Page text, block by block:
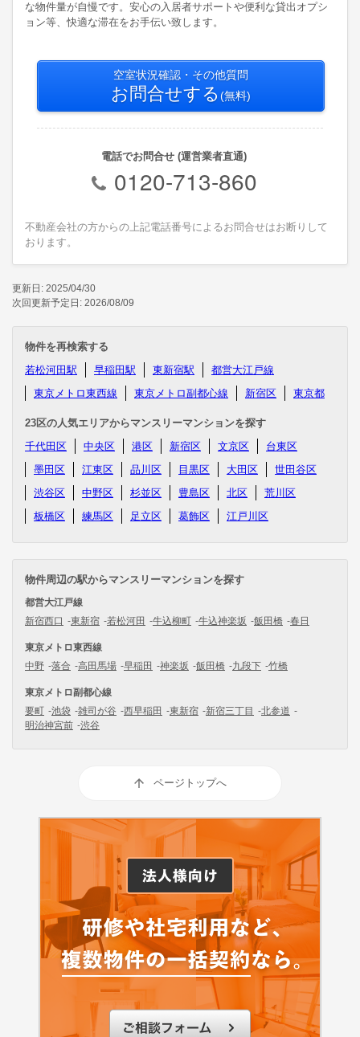
な物件量が自慢です。安心の入居者サポートや便利な貸出オプシ
ョン等、快適な滞在をお手伝い致します。
空室状況確認・その他質問
お問合せする (無料)
電話でお問合せ (運営業者直通)
0120-713-860
不動産会社の方からの上記電話番号によるお問合せはお断りして
おります。
更新日: 2025/04/30
次回更新予定日: 2026/08/09
物件を再検索する
若松河田駅
早稲田駅 東新宿駅
都営大江戸線
東京メトロ東西線
東京メトロ副都心線 新宿区 東京都
23区の人気エリアからマンスリーマンションを探す
千代田区
中央区 港区 新宿区 文京区
台東区
墨田区
江東区 品川区 目黒区 大田区
世田谷区
渋谷区
中野区 杉並区 豊島区 北区
荒川区
板橋区
練馬区 足立区 葛飾区 江戸川区
物件周辺の駅からマンスリーマンションを探す
都営大江戸線
新宿西口
東新宿 若松河田 牛込柳町 牛込神楽坂 飯田橋 春日
東京メトロ東西線
中野
落合 高田馬場 早稲田 神楽坂 飯田橋 九段下 竹橋
東京メトロ副都心線
要町
池袋 雑司が谷 西早稲田 東新宿 新宿三丁目
北参道
明治神宮前
渋谷
ページトップへ